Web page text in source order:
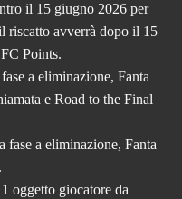
il 15 giugno 2026 per
riscatto avverrà dopo il 15
Points.
a eliminazione, Fanta
e Road to the Final
fase a eliminazione, Fanta
oggetto giocatore da